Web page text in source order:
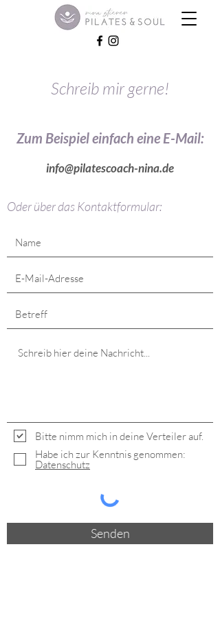
Schreib mir gerne!
Zum Beispiel einfach eine E-Mail:
info@pilatescoach-nina.de
Oder über das Kontaktformular:
Bitte nimm mich in deine Verteiler auf.
Habe ich zur Kenntnis genommen:
Datenschutz
Senden